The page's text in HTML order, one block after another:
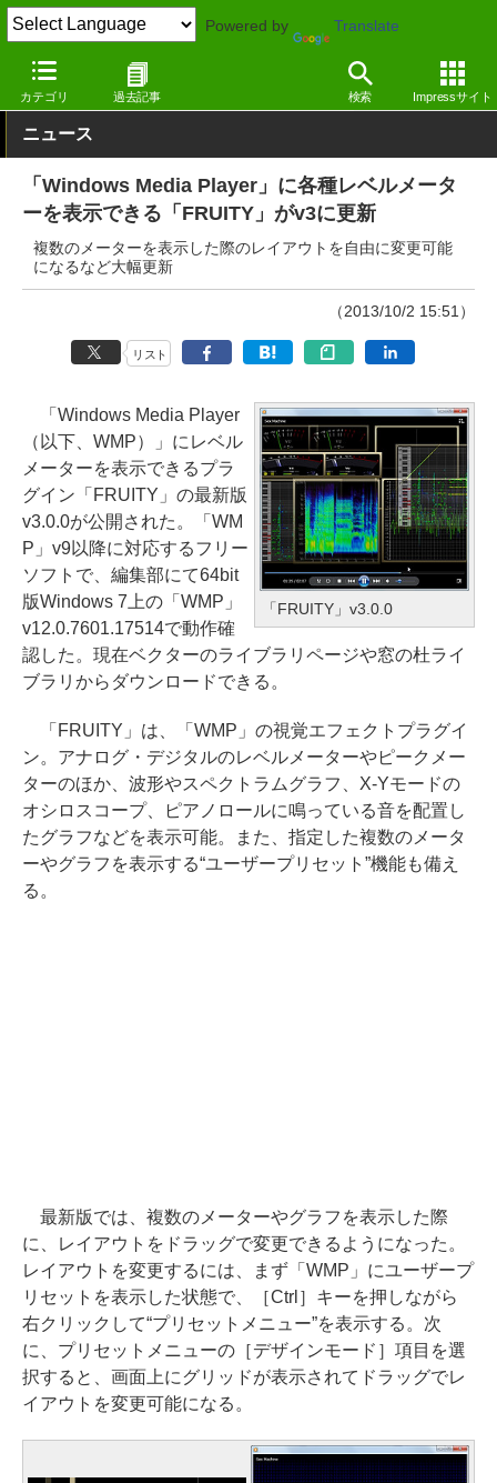
Powered by Translate
カテゴリ 過去記事 検索 Impressサイト
窓の杜 画像・映像・音楽
ニュース
「Windows Media Player」に各種レベルメータ
ーを表示できる「FRUITY」がv3に更新
複数のメーターを表示した際のレイアウトを自由に変更可能
になるなど大幅更新
（2013/10/2 15:51）
リスト
「FRUITY」v3.0.0
「Windows Media Player
（以下、WMP）」にレベル
メーターを表示できるプラ
グイン「FRUITY」の最新版
v3.0.0が公開された。「WM
P」v9以降に対応するフリー
ソフトで、編集部にて64bit
版Windows 7上の「WMP」
v12.0.7601.17514で動作確
認した。現在ベクターのライブラリページや窓の杜ライ
ブラリからダウンロードできる。
「FRUITY」は、「WMP」の視覚エフェクトプラグイ
ン。アナログ・デジタルのレベルメーターやピークメー
ターのほか、波形やスペクトラムグラフ、X-Yモードの
オシロスコープ、ピアノロールに鳴っている音を配置し
たグラフなどを表示可能。また、指定した複数のメータ
ーやグラフを表示する“ユーザープリセット”機能も備え
る。
最新版では、複数のメーターやグラフを表示した際
に、レイアウトをドラッグで変更できるようになった。
レイアウトを変更するには、まず「WMP」にユーザープ
リセットを表示した状態で、［Ctrl］キーを押しながら
右クリックして“プリセットメニュー”を表示する。次
に、プリセットメニューの［デザインモード］項目を選
択すると、画面上にグリッドが表示されてドラッグでレ
イアウトを変更可能になる。